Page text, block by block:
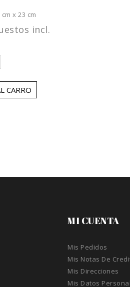
cm x 23 cm
incl.
CARRO
MI CUENTA
Mis Pedidos
Mis Notas De
Mis Direcciones
Mis Datos